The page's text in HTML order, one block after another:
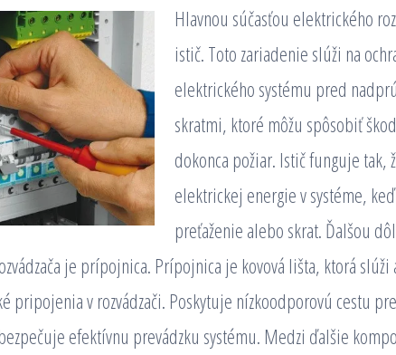
Hlavnou súčasťou elektrického
istič. Toto zariadenie slúži na
elektrického systému pred
skratmi, ktoré môžu spôsobiť
dokonca požiar. Istič funguje tak,
elektrickej energie v systéme,
preťaženie alebo skrat. Ďalšou
je prípojnica. Prípojnica je kovová lišta, ktorá slúži
pripojenia v rozvádzači. Poskytuje nízkoodporovú cestu
efektívnu prevádzku systému. Medzi ďalšie